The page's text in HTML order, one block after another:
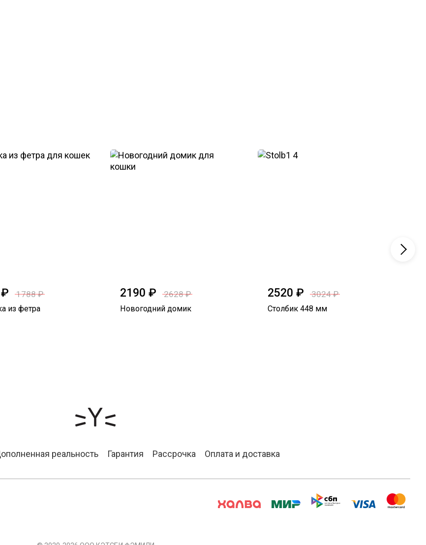
1788 ₽
из фетра
2190 ₽ 2628 ₽
Новогодний домик
2520 ₽ 3024 ₽
Столбик 448 мм
реальность Гарантия Рассрочка Оплата и доставка